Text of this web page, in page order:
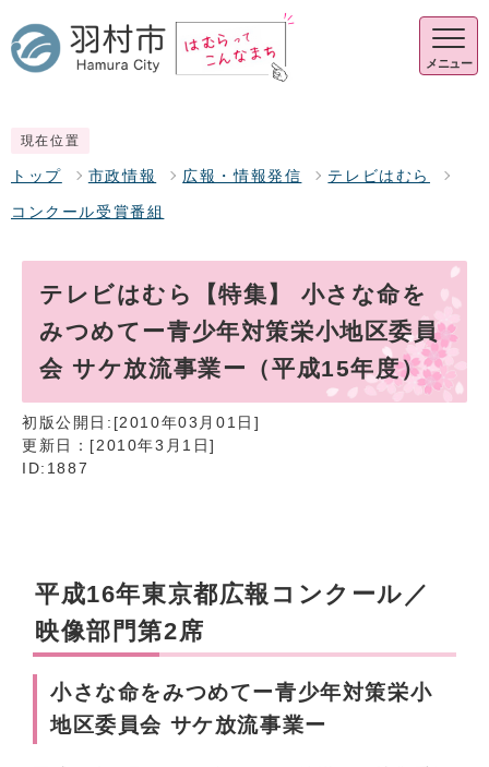
メニュー
現在位置
トップ 市政情報 広報・情報発信 テレビはむら
コンクール受賞番組
テレビはむら【特集】 小さな命を
みつめてー青少年対策栄小地区委員
会 サケ放流事業ー（平成15年度）
初版公開日:[2010年03月01日]
更新日：[2010年3月1日]
ID:1887
平成16年東京都広報コンクール／
映像部門第2席
小さな命をみつめてー青少年対策栄小
地区委員会 サケ放流事業ー